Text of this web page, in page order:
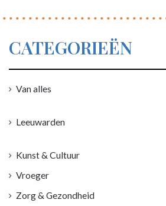
CATEGORIEËN
Van alles
Leeuwarden
Kunst & Cultuur
Vroeger
Zorg & Gezondheid